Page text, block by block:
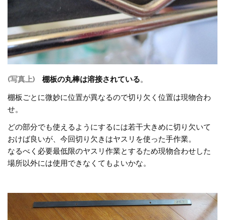
(写真上) 棚板の丸棒は溶接されている。
棚板ごとに微妙に位置が異なるので切り欠く位置は現物合わ
せ。
どの部分でも使えるようにするには若干大きめに切り欠いて
おけば良いが、今回切り欠きはヤスリを使った手作業。
なるべく必要最低限のヤスリ作業とするため現物合わせした
場所以外には使用できなくてもよいかな。